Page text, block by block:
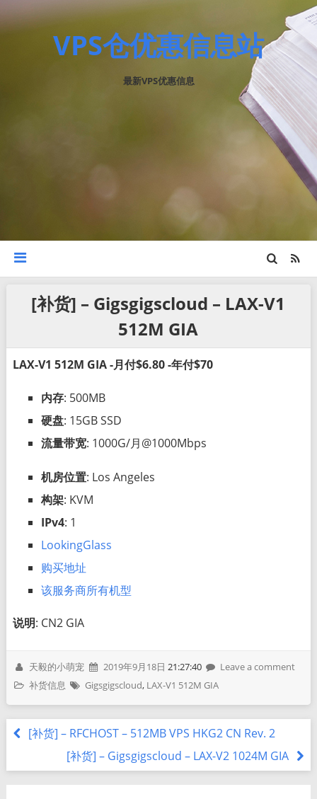
VPS仓优惠信息站
最新VPS优惠信息
[补货] – Gigsgigscloud – LAX-V1
512M GIA
LAX-V1 512M GIA -月付$6.80 -年付$70
内存: 500MB
硬盘: 15GB SSD
流量带宽: 1000G/月@1000Mbps
机房位置: Los Angeles
构架: KVM
IPv4: 1
LookingGlass
购买地址
该服务商所有机型
说明: CN2 GIA
天毅的小萌宠 2019年9月18日 21:27:40
Leave a comment
补货信息
Gigsgigscloud, LAX-V1 512M GIA
[补货] – RFCHOST – 512MB VPS HKG2 CN Rev. 2
[补货] – Gigsgigscloud – LAX-V2 1024M GIA